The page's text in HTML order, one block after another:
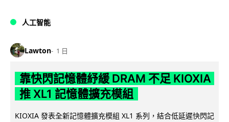
人工智能
Lawton 1 日
靠快閃記憶體紓緩 DRAM 不足 KIOXIA
推 XL1 記憶體擴充模組
KIOXIA 發表全新記憶體擴充模組 XL1 系列，結合低延遲快閃記